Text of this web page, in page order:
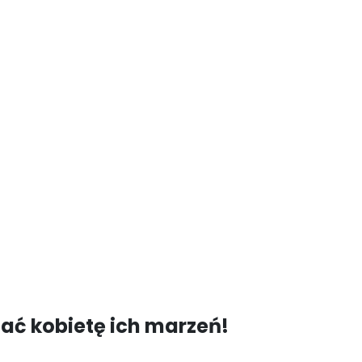
kobietę ich marzeń!